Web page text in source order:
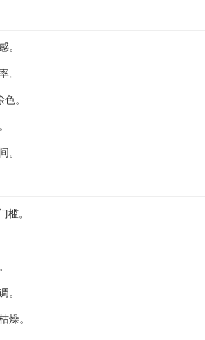
。
。
。
。
槛。
。
燥。